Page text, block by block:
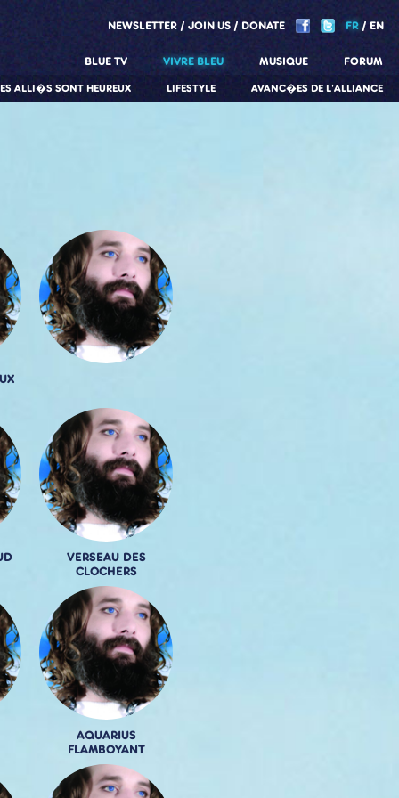
NEWSLETTER JOIN US DONATE FR EN
BLUE TV VIVRE BLEU
AVANC�ES DE L'ALLIANCE
LIFESTYLE
ALLI�S SONT HEUREUX
MUSIQUE FORUM
VERSEAU DES
CLOCHERS
AQUARIUS
FLAMBOYANT